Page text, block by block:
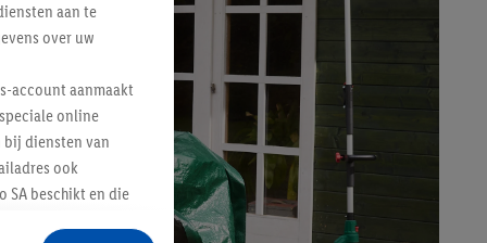
aan te
over uw
account aanmaakt
online
diensten van
ook
SA beschikt en die